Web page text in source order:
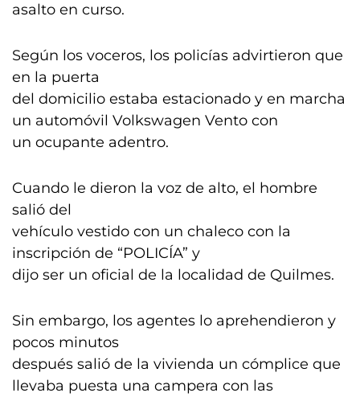
asalto en curso.
Según los voceros, los policías advirtieron que
en la puerta
del domicilio estaba estacionado y en marcha
un automóvil Volkswagen Vento con
un ocupante adentro.
Cuando le dieron la voz de alto, el hombre
salió del
vehículo vestido con un chaleco con la
inscripción de “POLICÍA” y
dijo ser un oficial de la localidad de Quilmes.
Sin embargo, los agentes lo aprehendieron y
pocos minutos
después salió de la vivienda un cómplice que
llevaba puesta una campera con las